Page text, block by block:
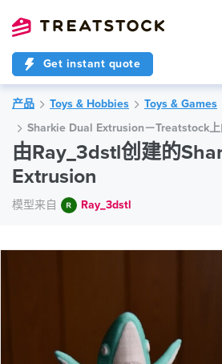
Get instant quote
产品 Toys & Hobbies Toys & Games
Sharkie Dual Extrusion－Treatstock
由Ray_3dstl创建的
Extrusion
模型来自 Ray_3dstl